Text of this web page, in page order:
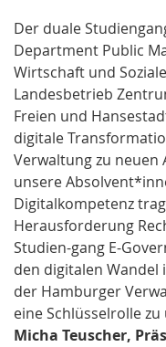
Der duale
Department Public
Wirtschaft und
Landesbetrieb
Freien und
digitale
Verwaltung zu
unsere
Digitalkompetenz
Herausforderung
Studien-gang E-
den digitalen
der Hamburger
eine Schlüsselrolle
Micha Teuscher,